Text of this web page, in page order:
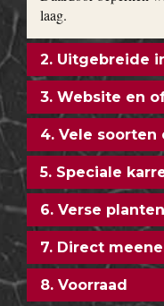
laag.
2. Uitgebreide
3. Website en
4. Vele soorten
5. Speciale
6. Verse planten
7. Direct
8. Voorraad